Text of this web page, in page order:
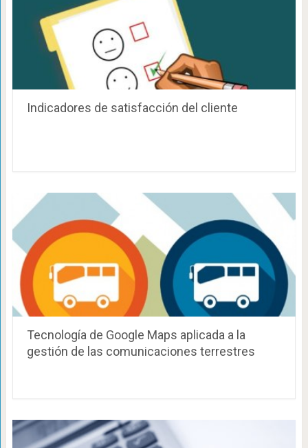
Indicadores de satisfacción del cliente
Tecnología de Google Maps aplicada a la
gestión de las comunicaciones terrestres